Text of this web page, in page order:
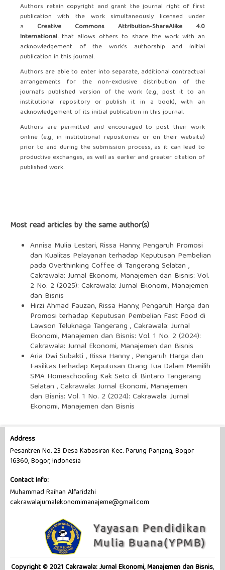
Authors retain copyright and grant the journal right of first
publication with the work simultaneously licensed under
a Creative Commons Attribution-ShareAlike 4.0
International.that allows others to share the work with an
acknowledgement of the work's authorship and initial
publication in this journal.
Authors are able to enter into separate, additional contractual
arrangements for the non-exclusive distribution of the
journal's published version of the work (e.g., post it to an
institutional repository or publish it in a book), with an
acknowledgement of its initial publication in this journal.
Authors are permitted and encouraged to post their work
online (e.g., in institutional repositories or on their website)
prior to and during the submission process, as it can lead to
productive exchanges, as well as earlier and greater citation of
published work.
Most read articles by the same author(s)
Annisa Mulia Lestari, Rissa Hanny, Pengaruh Promosi
dan Kualitas Pelayanan terhadap Keputusan Pembelian
pada Overthinking Coffee di Tangerang Selatan ,
Cakrawala: Jurnal Ekonomi, Manajemen dan Bisnis: Vol.
2 No. 2 (2025): Cakrawala: Jurnal Ekonomi, Manajemen
dan Bisnis
Hirzi Ahmad Fauzan, Rissa Hanny, Pengaruh Harga dan
Promosi terhadap Keputusan Pembelian Fast Food di
Lawson Teluknaga Tangerang ,Cakrawala: Jurnal
Ekonomi, Manajemen dan Bisnis: Vol. 1 No. 2 (2024):
Cakrawala: Jurnal Ekonomi, Manajemen dan Bisnis
Aria Dwi Subakti , Rissa Hanny , Pengaruh Harga dan
Fasilitas terhadap Keputusan Orang Tua Dalam Memilih
SMA Homeschooling Kak Seto di Bintaro Tangerang
Selatan ,Cakrawala: Jurnal Ekonomi, Manajemen
dan Bisnis: Vol. 1 No. 2 (2024): Cakrawala: Jurnal
Ekonomi, Manajemen dan Bisnis
Address
Pesantren No. 23 Desa Kabasiran Kec. Parung Panjang, Bogor
16360, Bogor, Indonesia
Contact Info:
Muhammad Raihan Alfaridzhi
cakrawalajurnalekonomimanajeme@gmail.com
Copyright © 2021 Cakrawala: Jurnal Ekonomi, Manajemen dan Bisnis,